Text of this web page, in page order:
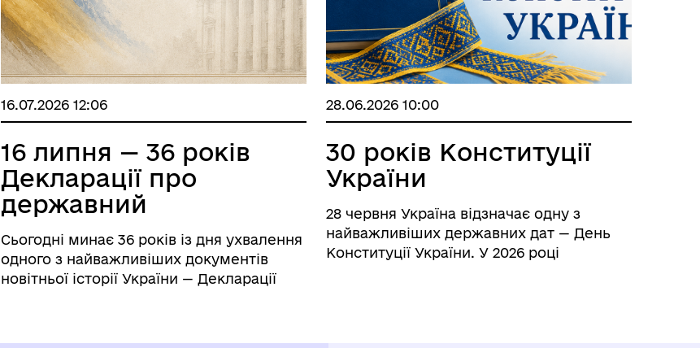
ЗАПОБІГАННЯ ТА ВИЯВЛЕННЯ
КОРУПЦІЇ
16.07.2026 12:06
16 липня — 36 років
Декларації про
державний
суверенітет Украї...
Сьогодні минає 36 років із дня ухвалення
одного з найважливіших документів
новітньої історії України — Декларації
28.06.2026 10:00
30 років Конституції
України
28 червня Україна відзначає одну з
найважливіших державних дат — День
Конституції України. У 2026 році